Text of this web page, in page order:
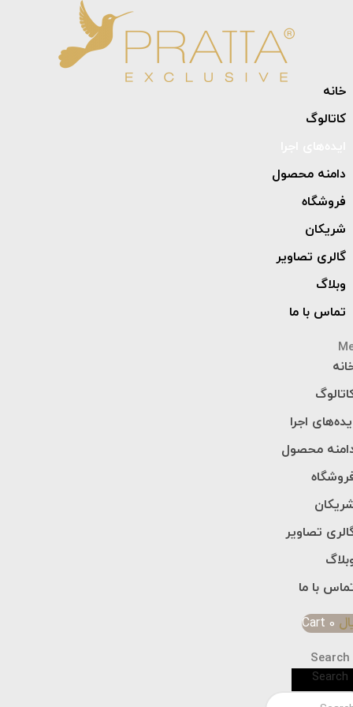
خانه
کاتالوگ
دامنه محصول
فروشگاه
شریکان
گالری تصاویر
وبلاگ
تماس با ما
اجرا
محصول
تصاویر
با ما
0
Cart
Search
Search